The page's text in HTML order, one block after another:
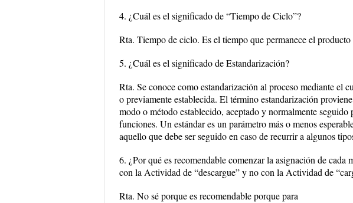
4. ¿Cuál es el significado de “Tiempo de Ciclo”?
Rta. Tiempo de ciclo. Es el tiempo que permanece el producto
5. ¿Cuál es el significado de Estandarización?
Rta. Se conoce como estandarización al proceso mediante el
o previamente establecida. El término estandarización
modo o método establecido, aceptado y normalmente
funciones. Un estándar es un parámetro más o menos
aquello que debe ser seguido en caso de recurrir a algunos
6. ¿Por qué es recomendable comenzar la asignación de
con la Actividad de “descargue” y no con la Actividad de
Rta. No sé porque es recomendable porque para